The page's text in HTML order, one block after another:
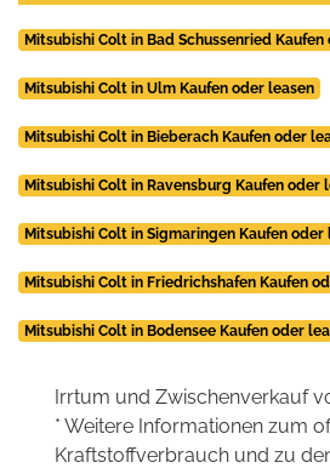
Mitsubishi Colt in Bad Schussenried Kaufen
Mitsubishi Colt in Ulm Kaufen oder leasen
Mitsubishi Colt in Bieberach Kaufen oder
Mitsubishi Colt in Ravensburg Kaufen oder
Mitsubishi Colt in Sigmaringen Kaufen oder
Mitsubishi Colt in Friedrichshafen Kaufen
Mitsubishi Colt in Bodensee Kaufen oder
Irrtum und Zwischenverkauf
* Weitere Informationen zum
Kraftstoffverbrauch und zu